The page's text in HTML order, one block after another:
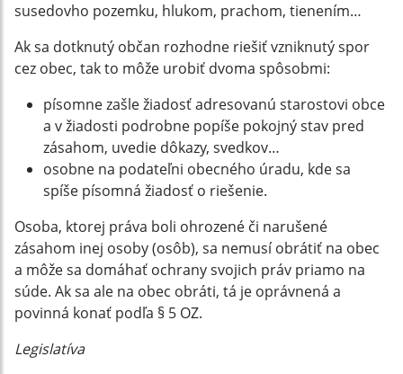
susedovho pozemku, hlukom, prachom, tienením…
Ak sa dotknutý občan rozhodne riešiť vzniknutý spor
cez obec, tak to môže urobiť dvoma spôsobmi:
písomne zašle žiadosť adresovanú starostovi obce
a v žiadosti podrobne popíše pokojný stav pred
zásahom, uvedie dôkazy, svedkov…
osobne na podateľni obecného úradu, kde sa
spíše písomná žiadosť o riešenie.
Osoba, ktorej práva boli ohrozené či narušené
zásahom inej osoby (osôb), sa nemusí obrátiť na obec
a môže sa domáhať ochrany svojich práv priamo na
súde. Ak sa ale na obec obráti, tá je oprávnená a
povinná konať podľa § 5 OZ.
Legislatíva